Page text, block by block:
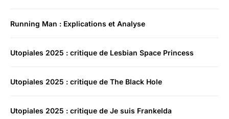
Running Man : Explications et Analyse
Utopiales 2025 : critique de Lesbian Space Princess
Utopiales 2025 : critique de The Black Hole
Utopiales 2025 : critique de Je suis Frankelda